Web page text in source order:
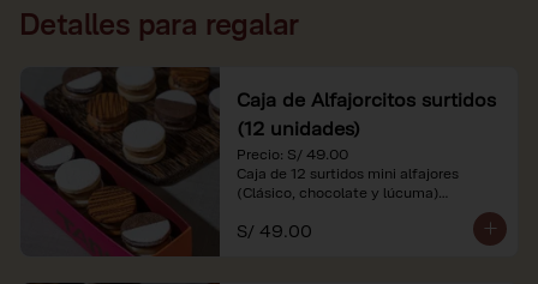
Detalles para regalar
Caja de Alfajorcitos surtidos
(12 unidades)
Precio: S/ 49.00
Caja de 12 surtidos mini alfajores
(Clásico, chocolate y lúcuma)
*Nuestros precios están expresados en
S/ 49.00